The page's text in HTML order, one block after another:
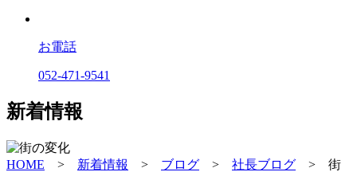
お電話
052-471-9541
新着情報
HOME > 新着情報 > ブログ > 社長ブログ > 街